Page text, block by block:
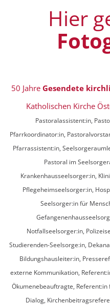
Hier
50 Jahre Gesendete
Katholischen Kirche
Pastoralassistent:in,
Pfarrkoordinator:in,
Pfarrassistent:in,
Pastoral im
Krankenhausseelsorger:in,
Pflegeheimseelsorger:in,
Seelsorger:in für
Notfallseelsorger:in,
Studierenden-Seelsorge:in,
Bildungshausleiter:in,
externe Kommunikation,
Ökumenebeauftragte,
Dialog,